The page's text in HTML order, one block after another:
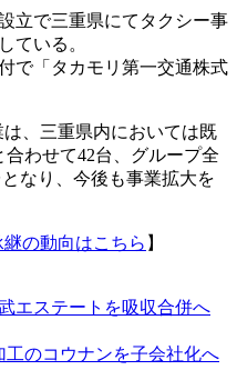
立で三重県にてタクシー事
ている。
で「タカモリ第一交通株式
、三重県内においては既
わせて42台、グループ全
なり、今後も事業拡大を
の動向はこちら 】
エステートを吸収合併へ
のコウナンを子会社化へ